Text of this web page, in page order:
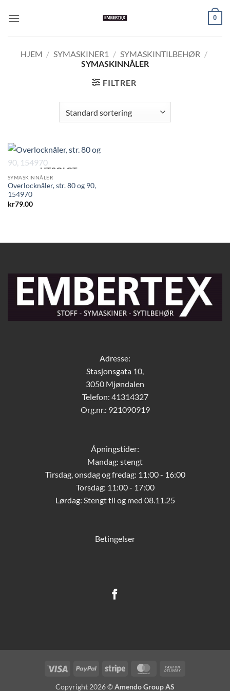
0
HJEM / SYMASKINER1 / SYMASKINTILBEHØR /
SYMASKINNÅLER
FILTRER
UTSOLGT
SYMASKINNÅLER
Overlocknåler, str. 80 og 90,
154970
kr79.00
Adresse:
Stasjonsgata 10,
3050 Mjøndalen
Telefon: 41314327
Org.nr.: 921090919
Åpningstider:
Mandag: stengt
Tirsdag, onsdag og fredag: 11:00 - 16:00
Torsdag: 11:00 - 17:00
Lørdag: Stengt til og med 08.11.25
Betingelser
Visa PayPal Stripe MasterCard
Copyright 2026 ©Amendo Group AS